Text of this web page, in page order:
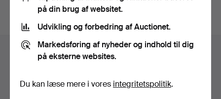
Sidefodsnavigation
Hjælp og kontaktoplysninger
Alle auktionshuse
på din brug af websitet.
Udvikling og forbedring af Auctionet.
Markedsføring af nyheder og indhold til dig
på eksterne websites.
Du kan læse mere i vores integritetspolitik.